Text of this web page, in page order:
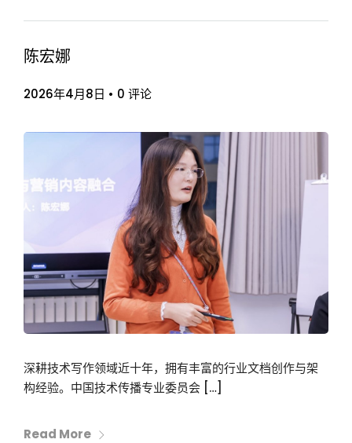
陈宏娜
2026年4月8日 • 0 评论
深耕技术写作领域近十年，拥有丰富的行业文档创作与架
构经验。中国技术传播专业委员会 […]
Read More